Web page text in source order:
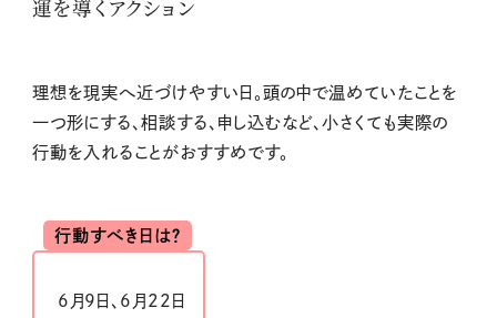
運を導くアクション
理想を現実へ近づけやすい日。頭の中で温めていたことを
一つ形にする、相談する、申し込むなど、小さくても実際の
行動を入れることがおすすめです。
行動すべき日は？
6月9日、6月22日